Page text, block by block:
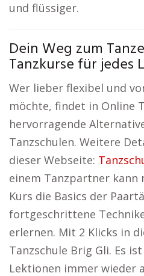
und flüssiger.
Dein Weg zum
Tanzkurse für jedes
Wer lieber flexibel und
möchte, findet in Online
hervorragende
Tanzschulen. Weitere
dieser Webseite:
einem Tanzpartner kann
Kurs die Basics der
fortgeschrittene
erlernen. Mit 2 Klicks in
Tanzschule Brig Gli. Es
Lektionen immer wieder